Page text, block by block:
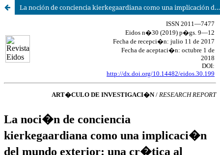
La noción de conciencia kierkegaardiana como una implicación del mundo exterior: una crítica al planteamiento cartesiano